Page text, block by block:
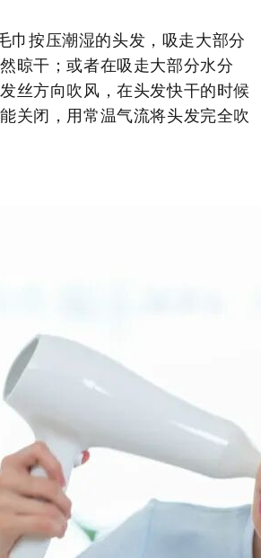
巾按压潮湿的头发，吸走大部分
晾干；或者在吸走大部分水分
丝方向吹风，在头发快干的时候
关闭，用常温气流将头发完全吹